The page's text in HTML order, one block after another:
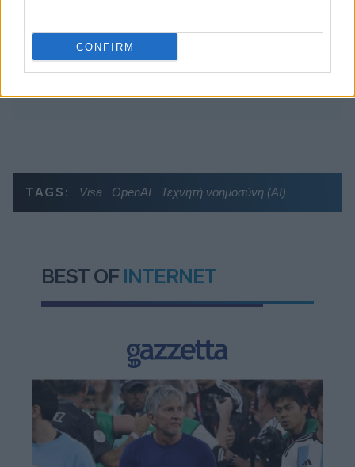
CONFIRM
γραμμές» για το περιβάλλον και τι αλλάζει σε
ξενοδοχεία, νησιά και επενδύσεις
Τα ανοιχτά μέτωπα για την ενίσχυση της
TAGS: Visa OpenAI Τεχνητή νοημοσύνη (ΑΙ)
BEST OF INTERNET